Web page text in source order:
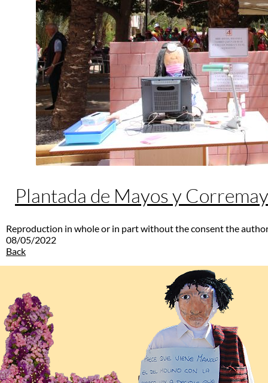
Plantada de Mayos y
Reproduction in whole or in part without the consent the
08/05/2022
Back